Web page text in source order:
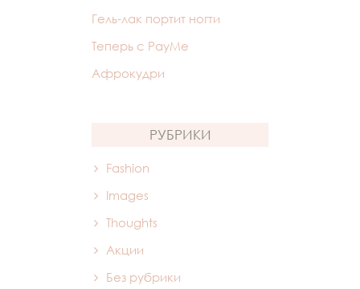
Гель-лак портит ногти
Теперь с PayMe
Афрокудри
РУБРИКИ
Fashion
Images
Thoughts
Акции
Без рубрики